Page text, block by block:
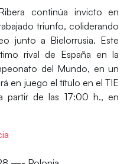
continúa invicto en
triunfo, coliderando
junto a Bielorrusia. Este
rival de España en la
del Mundo, en un
en juego el título en el TIE
partir de las 17:00 h., en